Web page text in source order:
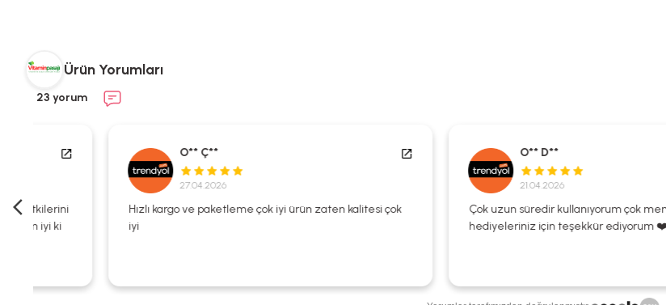
Ürün Yorumları
23 yorum
O** Ç**
27.04.2026
Hızlı kargo ve paketleme çok iyi ürün zaten kalitesi çok
O** D**
21.04.2026
Çok uzun süredir kullanıyorum çok memnunum
hediyeleriniz için teşekkür ediyorum ❤️🌺